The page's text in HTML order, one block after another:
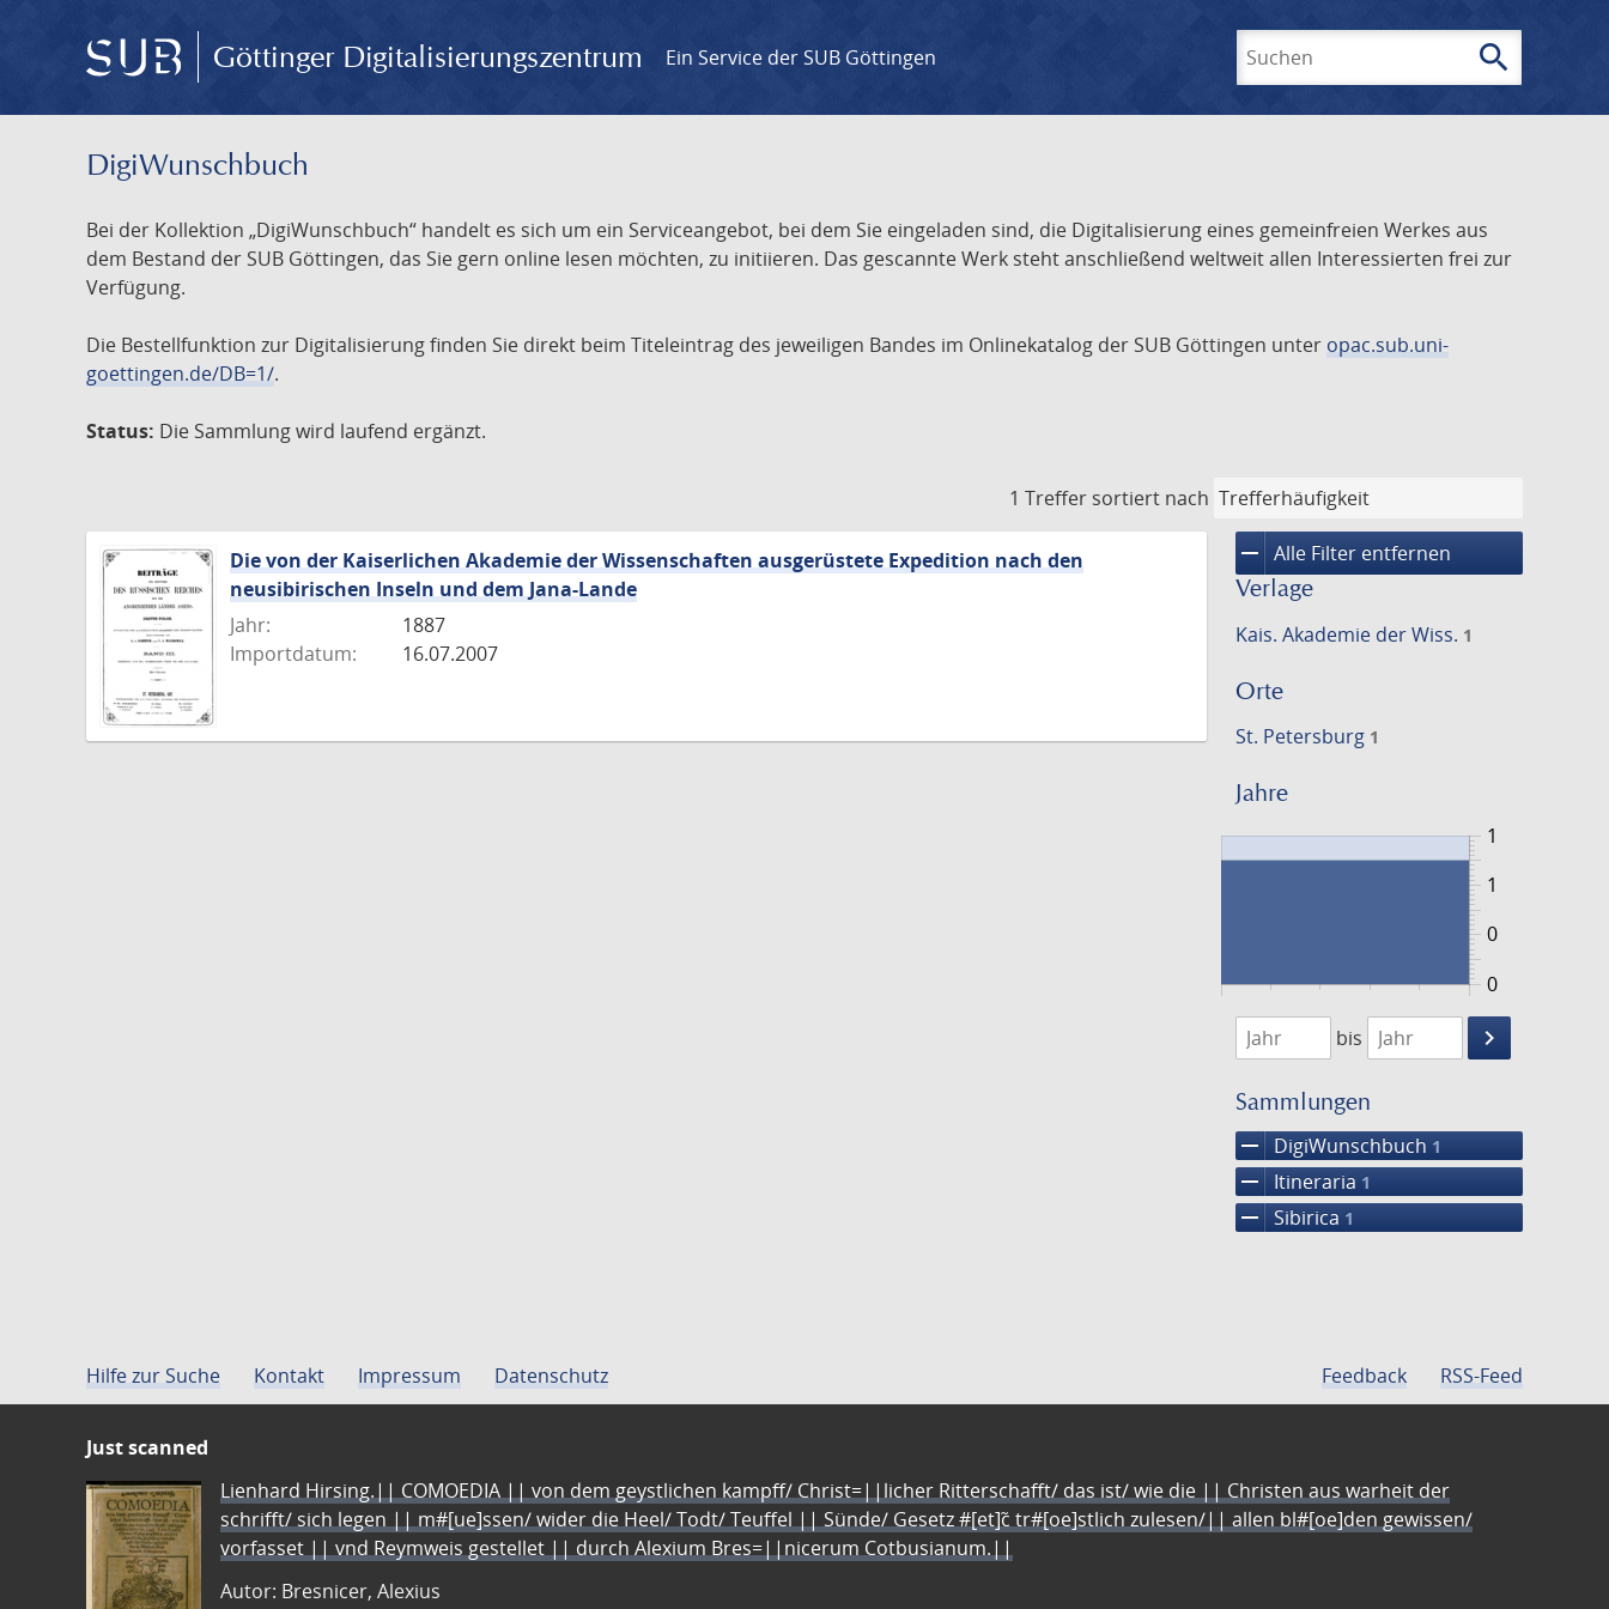
Göttinger Digitalisierungszentrum Ein Service der SUB Göttingen search
DigiWunschbuch
Bei der Kollektion „DigiWunschbuch“ handelt es sich um ein Serviceangebot, bei dem Sie eingeladen sind, die Digitalisierung eines gemeinfreien Werkes aus
dem Bestand der SUB Göttingen, das Sie gern online lesen möchten, zu initiieren. Das gescannte Werk steht anschließend weltweit allen Interessierten frei zur
Verfügung.
Die Bestellfunktion zur Digitalisierung finden Sie direkt beim Titeleintrag des jeweiligen Bandes im Onlinekatalog der SUB Göttingen unter opac.sub.uni-
goettingen.de/DB=1/.
Status: Die Sammlung wird laufend ergänzt.
1 Treffer sortiert nach
remove Alle Filter entfernen
Verlage
Kais. Akademie der Wiss. 1
Orte
St. Petersburg 1
Jahre
0
1
0
1
1887
1888
bis
keyboard_arrow_right
Suche
Sammlungen
remove DigiWunschbuch 1
remove Itineraria 1
remove Sibirica 1
Die von der Kaiserlichen Akademie der Wissenschaften ausgerüstete Expedition nach den
neusibirischen Inseln und dem Jana-Lande
Jahr:
1887
Importdatum:
16.07.2007
Hilfe zur Suche Kontakt Impressum Datenschutz Feedback RSS-Feed
Just scanned
Lienhard Hirsing.|| COMOEDIA || von dem geystlichen kampff/ Christ=||licher Ritterschafft/ das ist/ wie die || Christen aus warheit der
schrifft/ sich legen || m#[ue]ssen/ wider die Heel/ Todt/ Teuffel || Sünde/ Gesetz #[et]c̃ tr#[oe]stlich zulesen/|| allen bl#[oe]den gewissen/
vorfasset || vnd Reymweis gestellet || durch Alexium Bres=||nicerum Cotbusianum.||
Autor: Bresnicer, Alexius